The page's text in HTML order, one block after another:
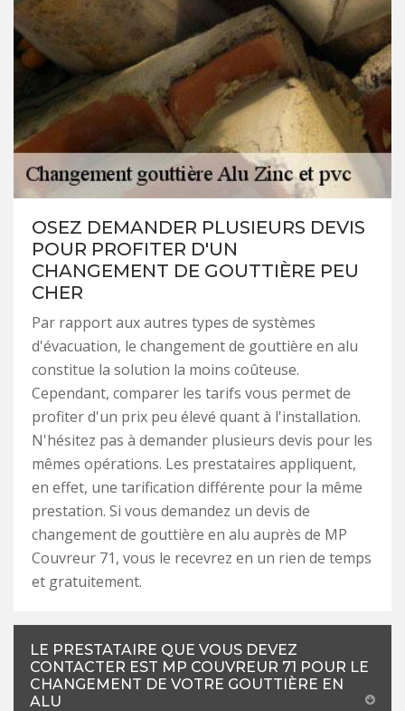
OSEZ DEMANDER PLUSIEURS DEVIS
POUR PROFITER D'UN
CHANGEMENT DE GOUTTIÈRE PEU
CHER
Par rapport aux autres types de systèmes
d'évacuation, le changement de gouttière en alu
constitue la solution la moins coûteuse.
Cependant, comparer les tarifs vous permet de
profiter d'un prix peu élevé quant à l'installation.
N'hésitez pas à demander plusieurs devis pour les
mêmes opérations. Les prestataires appliquent,
en effet, une tarification différente pour la même
prestation. Si vous demandez un devis de
changement de gouttière en alu auprès de MP
Couvreur 71, vous le recevrez en un rien de temps
et gratuitement.
LE PRESTATAIRE QUE VOUS DEVEZ
CONTACTER EST MP COUVREUR 71 POUR LE
CHANGEMENT DE VOTRE GOUTTIÈRE EN
ALU